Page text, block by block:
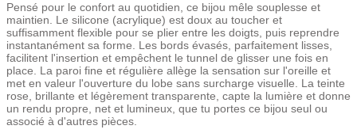
Pensé pour le confort au quotidien, ce bijou mêle souplesse et
maintien. Le silicone (acrylique) est doux au toucher et
suffisamment flexible pour se plier entre les doigts, puis reprendre
instantanément sa forme. Les bords évasés, parfaitement lisses,
facilitent l'insertion et empêchent le tunnel de glisser une fois en
place. La paroi fine et régulière allège la sensation sur l'oreille et
met en valeur l'ouverture du lobe sans surcharge visuelle. La teinte
rose, brillante et légèrement transparente, capte la lumière et donne
un rendu propre, net et lumineux, que tu portes ce bijou seul ou
associé à d'autres pièces.